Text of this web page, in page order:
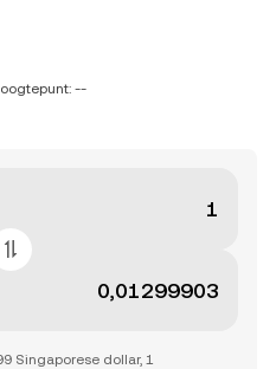
--
Singaporese dollar, 1